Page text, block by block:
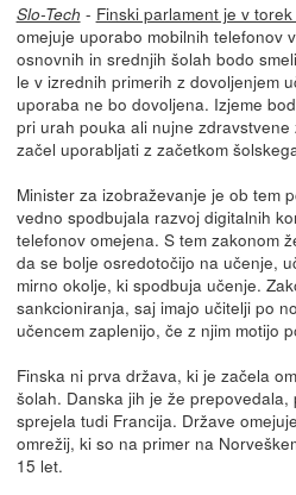
Slo-Tech - Finski parlament je v
omejuje uporabo mobilnih telefonov
osnovnih in srednjih šolah bodo
le v izrednih primerih z dovoljenjem
uporaba ne bo dovoljena. Izjeme
pri urah pouka ali nujne
začel uporabljati z začetkom
Minister za izobraževanje je ob tem
vedno spodbujala razvoj digitalnih
telefonov omejena. S tem zakonom
da se bolje osredotočijo na učenje,
mirno okolje, ki spodbuja učenje.
sankcioniranja, saj imajo učitelji po
učencem zaplenijo, če z njim motijo
Finska ni prva država, ki je začela
šolah. Danska jih je že
sprejela tudi Francija. Države
omrežij, ki so na primer na
15 let.